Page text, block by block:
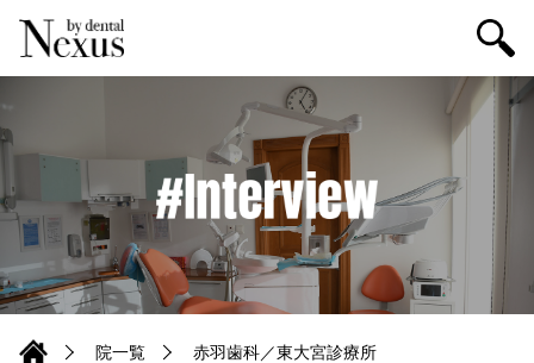
院一覧 赤羽歯科／東大宮診療所